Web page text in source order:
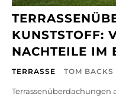
KUNSTSTOFF:
NACHTEILE IM
TERRASSE TOM BACKS
Terrassenüberdachungen